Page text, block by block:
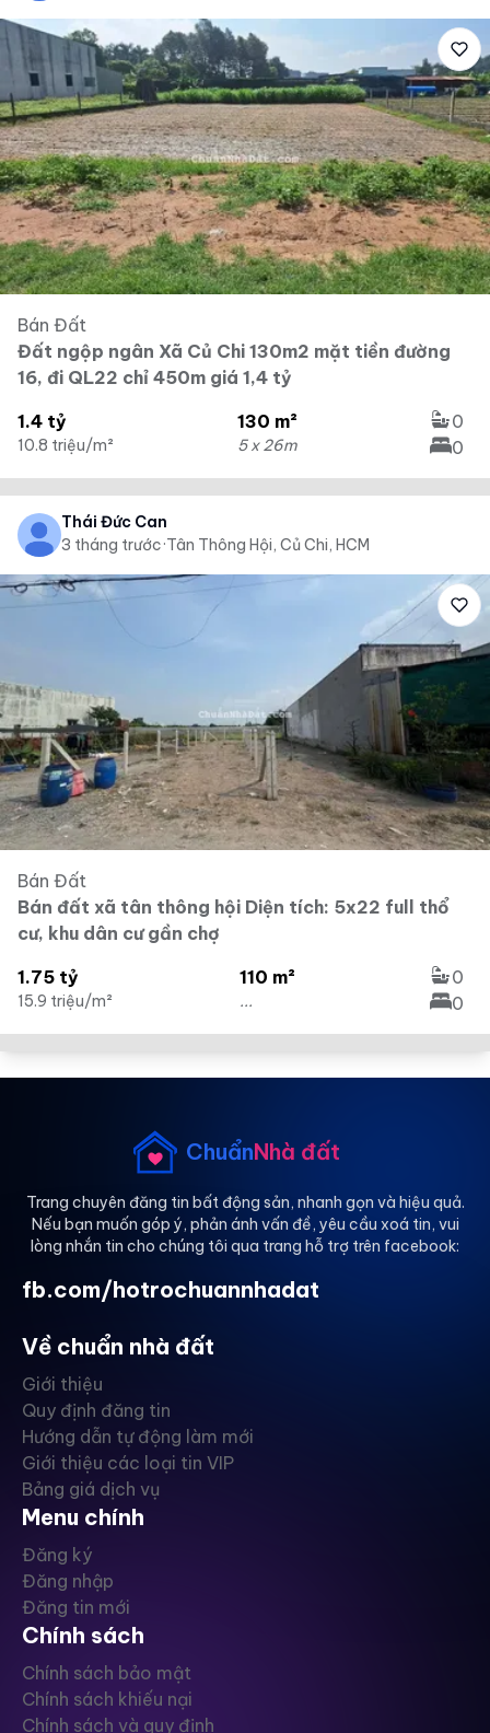
Bán Đất
Đất ngộp ngân Xã Củ Chi 130m2 mặt tiền đường
16, đi QL22 chỉ 450m giá 1,4 tỷ
1.4 tỷ
10.8 triệu/m²
130 m²
5 x 26m
0
0
Thái Đức Can
3 tháng trước·Tân Thông Hội, Củ Chi, HCM
Bán Đất
Bán đất xã tân thông hội Diện tích: 5x22 full thổ
cư, khu dân cư gần chợ
1.75 tỷ
15.9 triệu/m²
110 m²
...
0
0
ChuẩnNhà đất
Trang chuyên đăng tin bất động sản, nhanh gọn và hiệu quả.
Nếu bạn muốn góp ý, phản ánh vấn đề, yêu cầu xoá tin, vui
lòng nhắn tin cho chúng tôi qua trang hỗ trợ trên facebook:
fb.com/hotrochuannhadat
Về chuẩn nhà đất
Giới thiệu
Quy định đăng tin
Hướng dẫn tự động làm mới
Giới thiệu các loại tin VIP
Bảng giá dịch vụ
Menu chính
Đăng ký
Đăng nhập
Đăng tin mới
Chính sách
Chính sách bảo mật
Chính sách khiếu nại
Chính sách và quy định